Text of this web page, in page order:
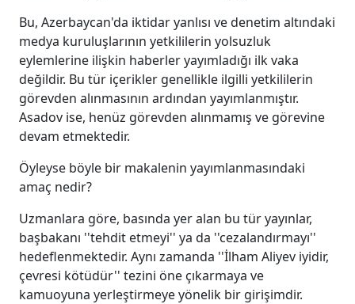
Bu, Azerbaycan'da iktidar yanlısı ve denetim altındaki
medya kuruluşlarının yetkililerin yolsuzluk
eylemlerine ilişkin haberler yayımladığı ilk vaka
değildir. Bu tür içerikler genellikle ilgilli yetkililerin
görevden alınmasının ardından yayımlanmıştır.
Asadov ise, henüz görevden alınmamış ve görevine
devam etmektedir.
Öyleyse böyle bir makalenin yayımlanmasındaki
amaç nedir?
Uzmanlara göre, basında yer alan bu tür yayınlar,
başbakanı ''tehdit etmeyi'' ya da ''cezalandırmayı''
hedeflenmektedir. Aynı zamanda ''İlham Aliyev iyidir,
çevresi kötüdür'' tezini öne çıkarmaya ve
kamuoyuna yerleştirmeye yönelik bir girişimdir.